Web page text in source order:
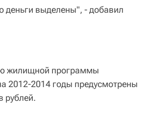
деньги выделены", - добавил
жилищной программы
2012-2014 годы предусмотрены
рублей.